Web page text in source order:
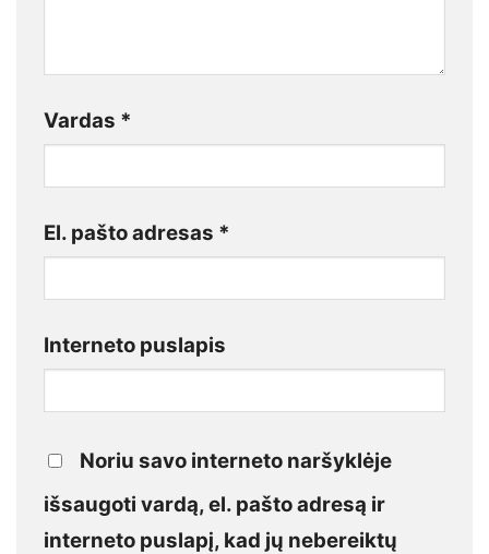
Vardas *
El. pašto adresas *
Interneto puslapis
Noriu savo interneto naršyklėje
išsaugoti vardą, el. pašto adresą ir
interneto puslapį, kad jų nebereiktų